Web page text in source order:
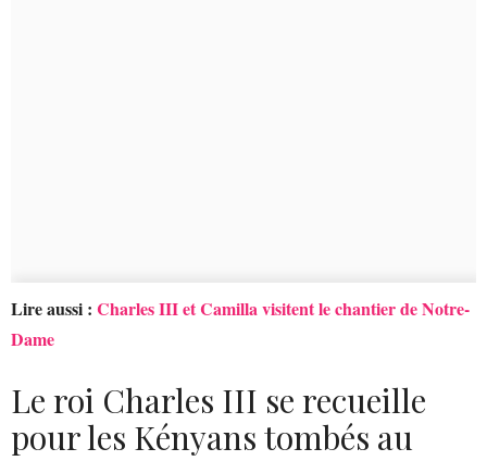
Lire aussi : Charles III et Camilla visitent le chantier de Notre-
Dame
Le roi Charles III se recueille
pour les Kényans tombés au